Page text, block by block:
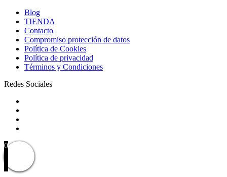
Blog
TIENDA
Contacto
Compromiso protección de datos
Política de Cookies
Política de privacidad
Términos y Condiciones
Redes Sociales
0